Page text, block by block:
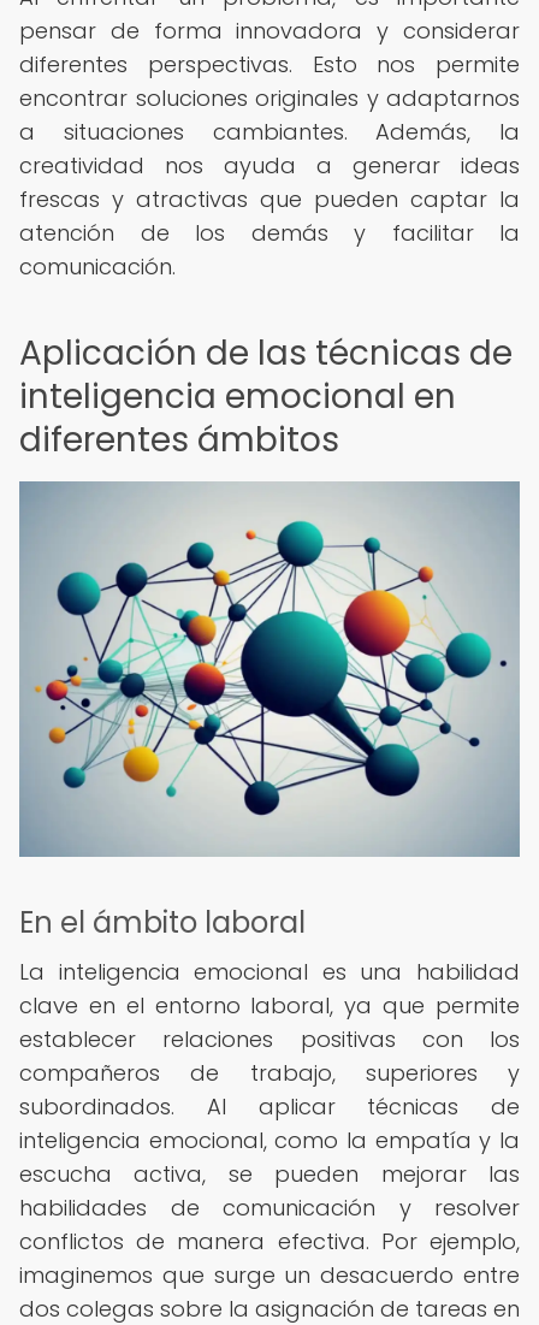
pensar de forma innovadora y considerar
diferentes perspectivas. Esto nos permite
encontrar soluciones originales y adaptarnos
a situaciones cambiantes. Además, la
creatividad nos ayuda a generar ideas
frescas y atractivas que pueden captar la
atención de los demás y facilitar la
comunicación.
Aplicación de las técnicas de
inteligencia emocional en
diferentes ámbitos
En el ámbito laboral
La inteligencia emocional es una habilidad
clave en el entorno laboral, ya que permite
establecer relaciones positivas con los
compañeros de trabajo, superiores y
subordinados. Al aplicar técnicas de
inteligencia emocional, como la empatía y la
escucha activa, se pueden mejorar las
habilidades de comunicación y resolver
conflictos de manera efectiva. Por ejemplo,
imaginemos que surge un desacuerdo entre
dos colegas sobre la asignación de tareas en